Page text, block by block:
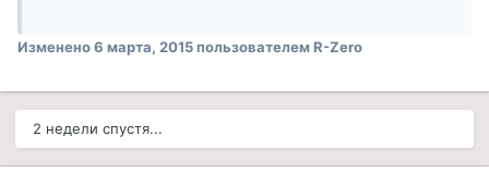
Изменено6 марта, 2015пользователем R-Zero
2 недели спустя...